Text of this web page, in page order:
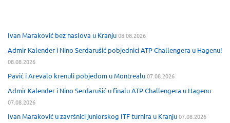
Ivan Maraković bez naslova u Kranju08.08.2026
Admir Kalender i Nino Serdarušić pobjednici ATP Challengera u Hagenu!
08.08.2026
Pavić i Arevalo krenuli pobjedom u Montrealu07.08.2026
Admir Kalender i Nino Serdarušić u finalu ATP Challengera u Hagenu
07.08.2026
Ivan Maraković u završnici juniorskog ITF turnira u Kranju07.08.2026